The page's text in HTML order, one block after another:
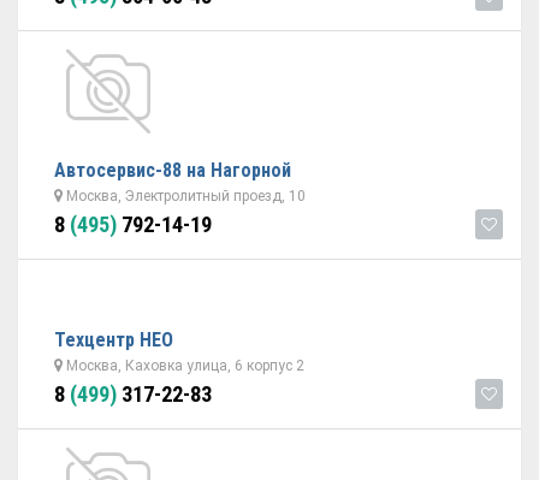
Автосервис-88 на Нагорной
Москва, Электролитный проезд, 10
8 (495) 792-14-19
Техцентр НЕО
Москва, Каховка улица, 6 корпус 2
8 (499) 317-22-83